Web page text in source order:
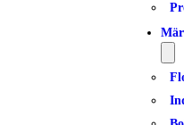
ICS herunterladen
Google